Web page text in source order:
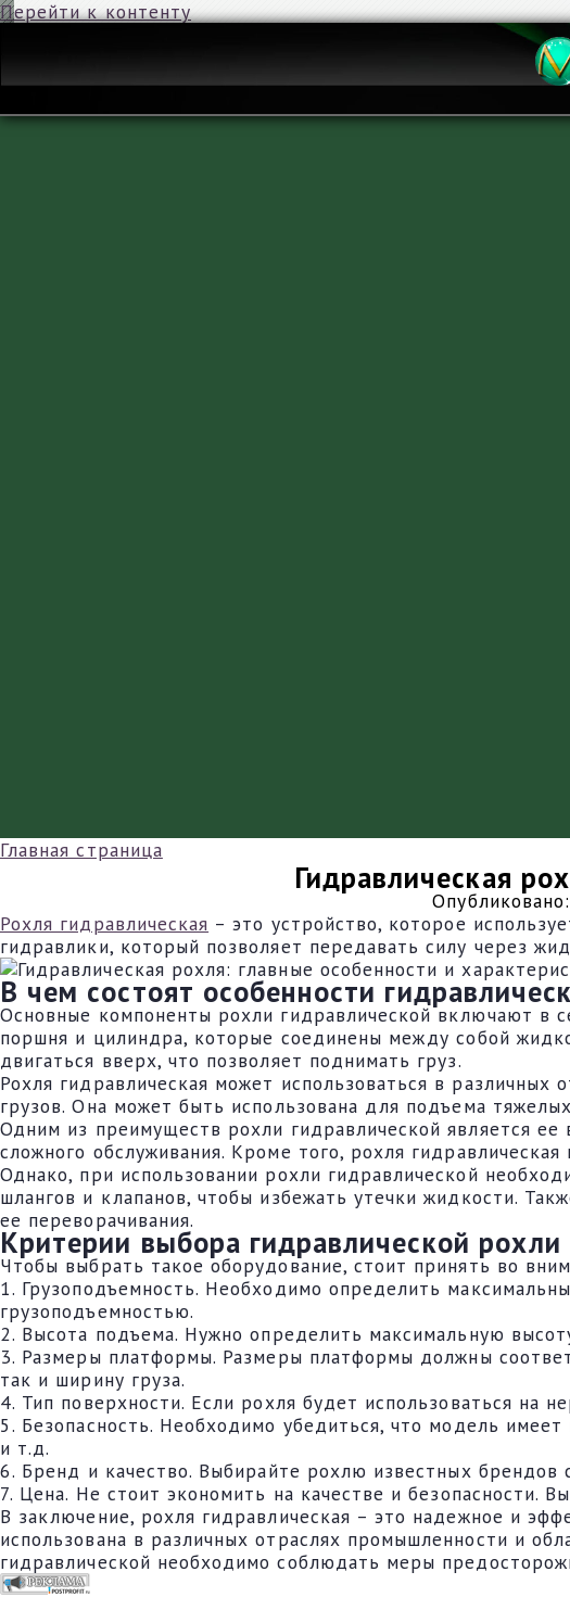
Перейти к контенту
Главная страница
Гидравлическая
Опубликовано:
Рохля гидравлическая – это устройство, которое
гидравлики, который позволяет передавать силу через
В чем состоят особенности
Основные компоненты рохли гидравлической включают в
поршня и цилиндра, которые соединены между собой
двигаться вверх, что позволяет поднимать груз.
Рохля гидравлическая может использоваться в
грузов. Она может быть использована для подъема
Одним из преимуществ рохли гидравлической является
сложного обслуживания. Кроме того, рохля
Однако, при использовании рохли гидравлической
шлангов и клапанов, чтобы избежать утечки жидкости.
ее переворачивания.
Критерии выбора гидравлической рохли
Чтобы выбрать такое оборудование, стоит принять во
1. Грузоподъемность. Необходимо определить
грузоподъемностью.
2. Высота подъема. Нужно определить максимальную
3. Размеры платформы. Размеры платформы должны
так и ширину груза.
4. Тип поверхности. Если рохля будет использоваться на
5. Безопасность. Необходимо убедиться, что модель
и т.д.
6. Бренд и качество. Выбирайте рохлю известных
7. Цена. Не стоит экономить на качестве и безопасности.
В заключение, рохля гидравлическая – это надежное и
использована в различных отраслях промышленности и
гидравлической необходимо соблюдать меры